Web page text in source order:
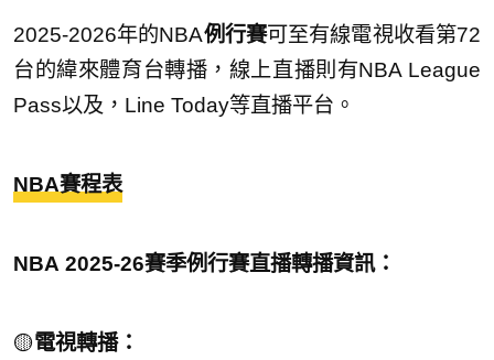
2025-2026年的NBA例行賽可至有線電視收看第72
台的緯來體育台轉播，線上直播則有NBA League
Pass以及，Line Today等直播平台。
NBA賽程表
NBA 2025-26賽季例行賽直播轉播資訊：
🟡電視轉播：